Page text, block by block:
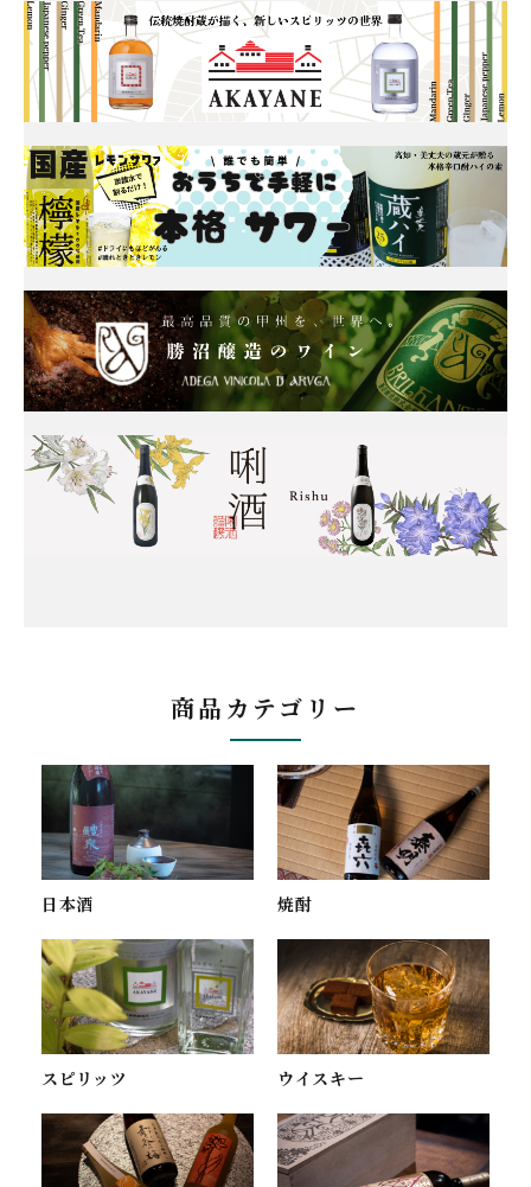
商品カテゴリー
日本酒 焼酎
スピリッツ ウイスキー